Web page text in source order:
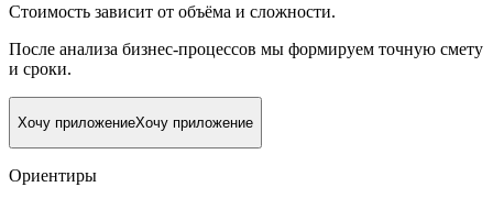
Стоимость зависит от объёма и сложности.
После анализа бизнес-процессов мы формируем точную смету
и сроки.
Хочу приложениеХочу приложение
Ориентиры